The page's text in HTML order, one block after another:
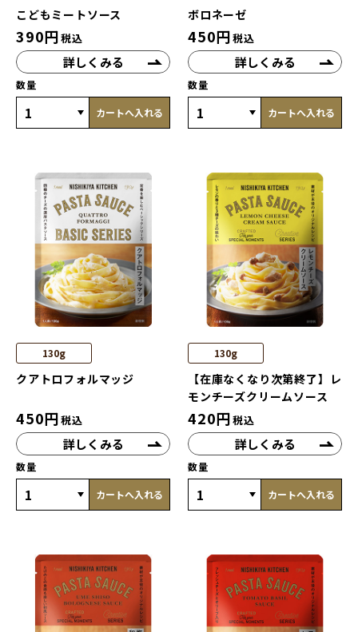
こどもミートソース
390円税込
詳しくみる
数量
カートへ入れる
ボロネーゼ
450円税込
詳しくみる
数量
カートへ入れる
130g
クアトロフォルマッジ
450円税込
詳しくみる
数量
カートへ入れる
130g
【在庫なくなり次第終了】レ
モンチーズクリームソース
420円税込
詳しくみる
数量
カートへ入れる